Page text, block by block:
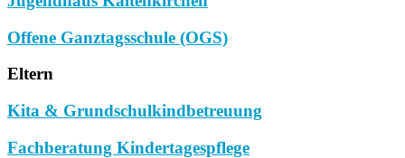
Offene Ganztagsschule (OGS)
Eltern
Kita & Grundschulkindbetreuung
Fachberatung Kindertagespflege